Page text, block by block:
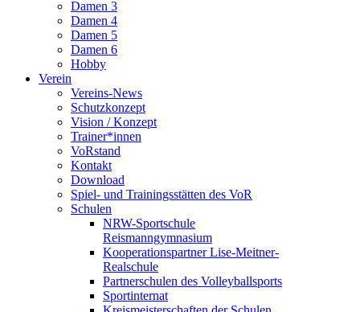
Damen 3
Damen 4
Damen 5
Damen 6
Hobby
Verein
Vereins-News
Schutzkonzept
Vision / Konzept
Trainer*innen
VoRstand
Kontakt
Download
Spiel- und Trainingsstätten des VoR
Schulen
NRW-Sportschule
Reismanngymnasium
Kooperationspartner Lise-Meitner-
Realschule
Partnerschulen des Volleyballsports
Sportinternat